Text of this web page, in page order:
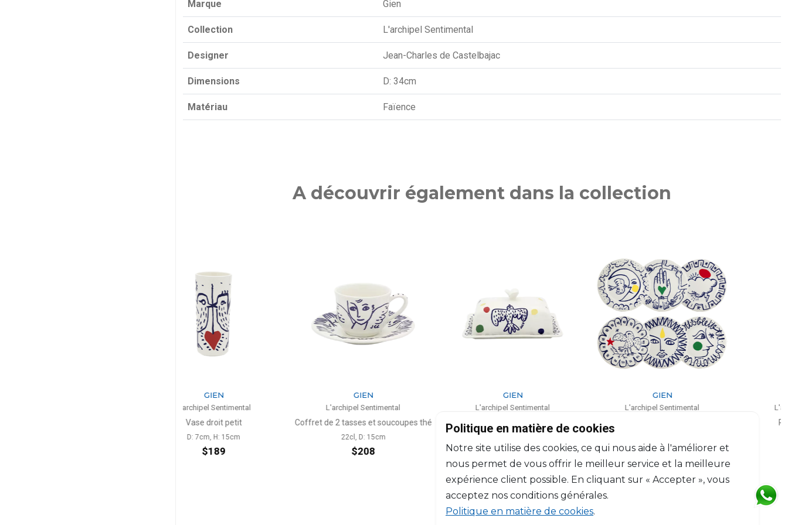
Marque Gien
Collection L'archipel Sentimental
Designer Jean-Charles de Castelbajac
Dimensions D: 34cm
Matériau Faïence
A découvrir également dans la collection
L'archipel Sentimental
Coffret de 2 tasses et soucoupes thé
22cl, D: 15cm
L'archipel Sentimental
Beurrier
L: 17.8cm, l: 13.5cm, H: 7.5cm
L'archipel Sentimental
Coffret de 6 assiettes plates extra
assorties (par pièce)
D: 27.3cm
$408
L'archipel Sentimental
$105
Politique en matière de cookies
Notre site utilise des cookies, ce qui nous aide à l'améliorer et
nous permet de vous offrir le meilleur service et la meilleure
expérience client possible. En cliquant sur « Accepter », vous
acceptez nos conditions générales.
Politique en matière de cookies.